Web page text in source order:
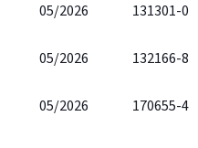
05/2026 131301-0
05/2026 132166-8
05/2026 170655-4